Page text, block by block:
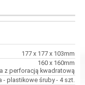
PŁYTA
177 x 177 x 103mm
160 x 160mm
z perforacją kwadratową
- plastikowe śruby - 4 szt.